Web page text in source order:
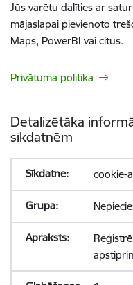
Jūs varētu dalīties ar
mājaslapai pievienoto
Maps, PowerBI vai citus.
Privātuma politika
Detalizētāka
sīkdatnēm
cookie-